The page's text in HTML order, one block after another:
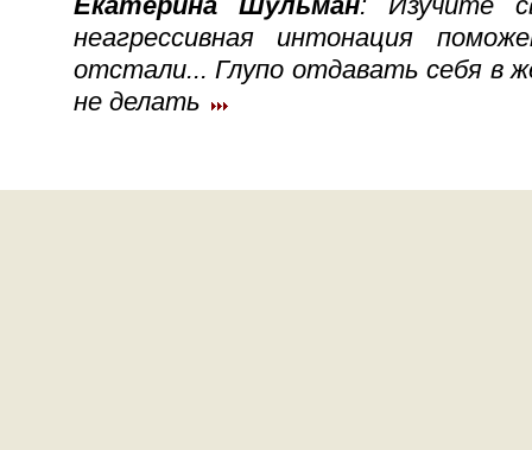
неагрессивная интонация
отстали... Глупо отдавать себя в
не делать